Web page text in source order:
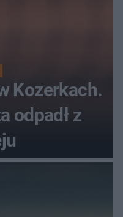
Kozerkach.
odpadł z